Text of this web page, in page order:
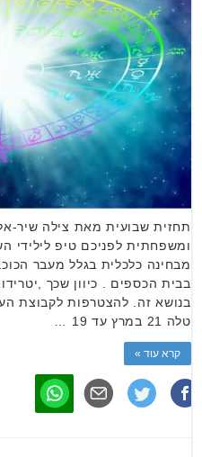
תחזית שבועית מאת צילה שיר-אל
ומשפחתית לפניכם טיפ לילידי
מבחינה כלכלית בגלל מעבר
בבית הכספים . כיוון שכך
בנושא זה. להצטרפות לקבוצת
טלה 21 במרץ עד 19 …
קרא עוד »